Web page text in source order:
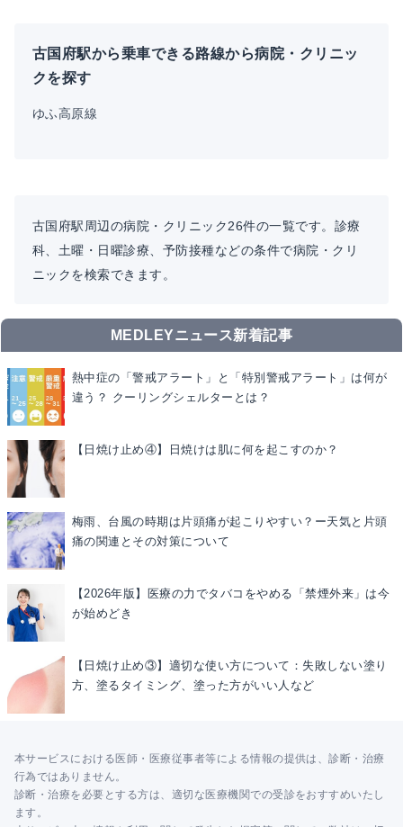
古国府駅から乗車できる路線から病院・クリニッ
クを探す
ゆふ高原線
古国府駅周辺の病院・クリニック26件の一覧です。診療
科、土曜・日曜診療、予防接種などの条件で病院・クリ
ニックを検索できます。
MEDLEYニュース新着記事
熱中症の「警戒アラート」と「特別警戒アラート」は何が
違う？ クーリングシェルターとは？
【日焼け止め④】日焼けは肌に何を起こすのか？
梅雨、台風の時期は片頭痛が起こりやすい？ー天気と片頭
痛の関連とその対策について
【2026年版】医療の力でタバコをやめる「禁煙外来」は今
が始めどき
【日焼け止め③】適切な使い方について：失敗しない塗り
方、塗るタイミング、塗った方がいい人など
本サービスにおける医師・医療従事者等による情報の提供は、診断・治療
行為ではありません。
診断・治療を必要とする方は、適切な医療機関での受診をおすすめいたし
ます。